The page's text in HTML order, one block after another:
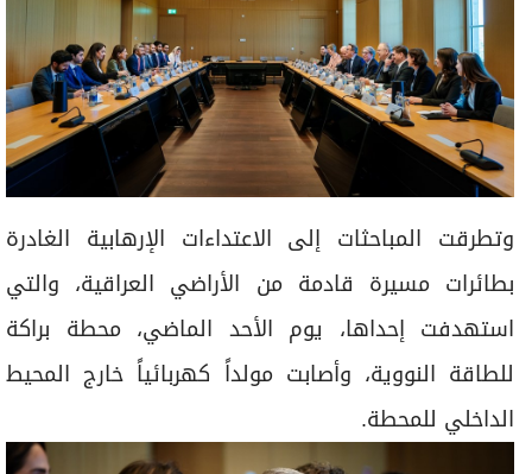
وتطرقت المباحثات إلى الاعتداءات الإرهابية الغادرة
بطائرات مسيرة قادمة من الأراضي العراقية، والتي
استهدفت إحداها، يوم الأحد الماضي، محطة براكة
للطاقة النووية، وأصابت مولداً كهربائياً خارج المحيط
الداخلي للمحطة.